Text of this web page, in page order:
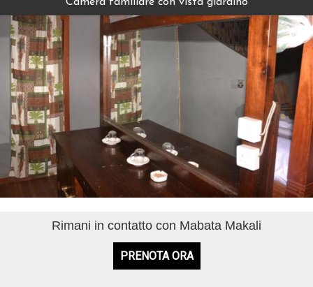
Rimani in contatto con Mabata Makali
PRENOTA ORA